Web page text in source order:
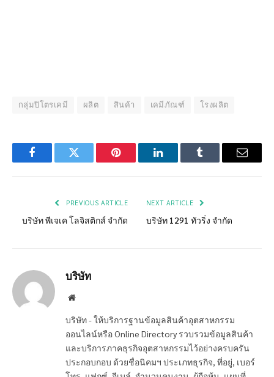
กลุ่มปิโตรเคมี ผลิต สินค้า เคมีภัณฑ์ โรงผลิต
FacebookTwitter Pinterest LinkedInTumblr Email
PREVIOUS ARTICLE
บริษัท พีเจเค โลจิสติกส์ จำกัด
NEXT ARTICLE
บริษัท 1291 ทัวริ่ง จำกัด
บริษัท
Website
บริษัท - ให้บริการฐานข้อมูลสินค้าอุตสาหกรรม
ออนไลน์หรือ Online Directory รวบรวมข้อมูลสินค้า
และบริการภาคธุรกิจอุตสาหกรรมไว้อย่างครบครัน
ประกอบกอบ ด้วยชื่อนิคมฯ ประเภทธุรกิจ, ที่อยู่, เบอร์